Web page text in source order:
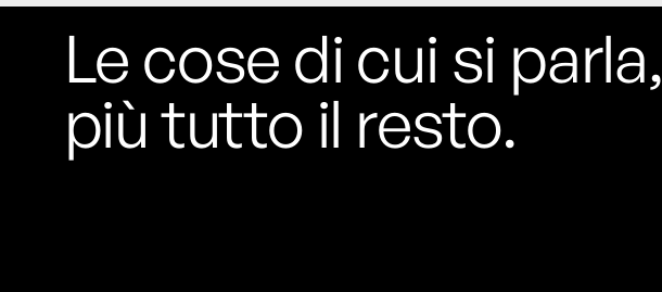
Risultato: 4 morti "in meno" e circa 600
Fred Again ha passato 50 ore
consecutive in livestream su YouTube
per completare il suo nuovo mixtape
Lo
Le cose di cui si parla,
più tutto il resto.